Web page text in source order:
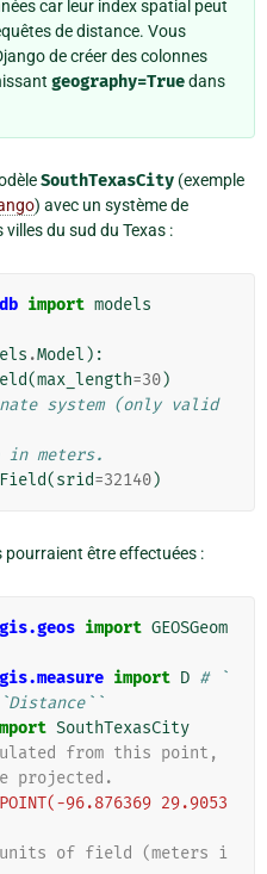
car leur index spatial peut
de distance. Vous
de créer des colonnes
geography=Truedans
SouthTexasCity (exemple
) avec un système de
villes du sud du Texas :
import models
.Model ):
(max_length=30)
system (only valid
meters.
(srid=32140)
pourraient être effectuées :
import GEOSGeom
import D # `
SouthTexasCity
from this point,
projected.
96.876369 29.9053
units of field (meters i